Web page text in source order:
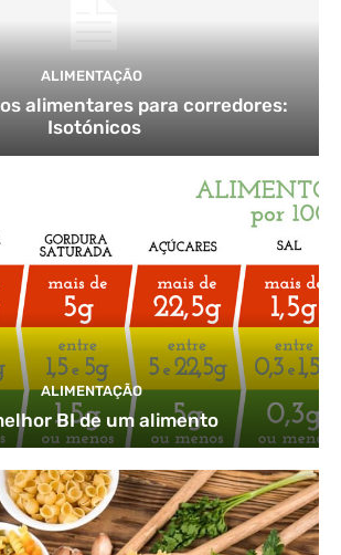
ALIMENTAÇÃO
alimentares para corredores:
Isotónicos
ALIMENTAÇÃO
BI de um alimento